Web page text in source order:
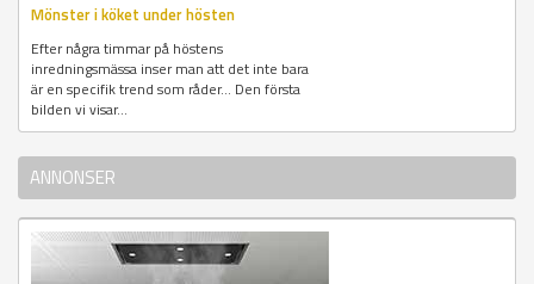
Mönster i köket under hösten
Efter några timmar på höstens
inredningsmässa inser man att det inte bara
är en specifik trend som råder... Den första
bilden vi visar...
ANNONSER